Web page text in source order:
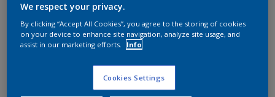
Bereken
Op dit moment is het niet mogelijk dit product online
te bestellen. Houd de website in de gaten, we werken
er hard aan om de voorraad aan te vullen.
We respect your privacy.
By clicking “Accept All Cookies”, you agree to the storing of cookies
on your device to enhance site navigation, analyze site usage, and
assist in our marketing efforts.
Info
Cookies Settings